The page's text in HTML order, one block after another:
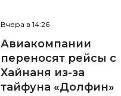
Вчера в 14:26
Авиакомпании
переносят рейсы с
Хайнаня из-за
тайфуна «Долфин»